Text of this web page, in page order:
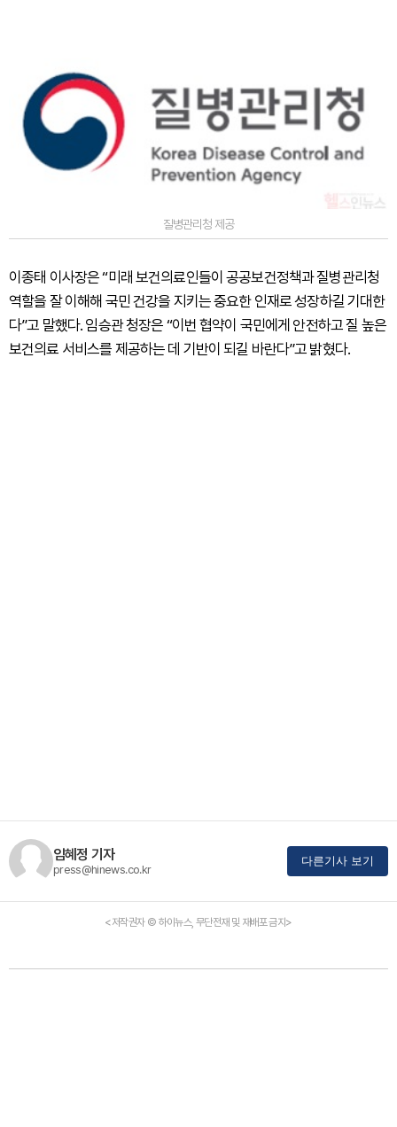
질병관리청 제공
이종태 이사장은 “미래 보건의료인들이 공공보건정책과 질병관리청
역할을 잘 이해해 국민 건강을 지키는 중요한 인재로 성장하길 기대한
다”고 말했다. 임승관 청장은 “이번 협약이 국민에게 안전하고 질 높은
보건의료 서비스를 제공하는 데 기반이 되길 바란다”고 밝혔다.
임혜정 기자
press@hinews.co.kr
다른기사 보기
<저작권자 © 하이뉴스, 무단전재 및 재배포 금지>